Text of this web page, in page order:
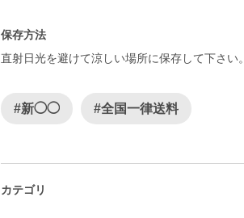
保存方法
直射日光を避けて涼しい場所に保存して下さい。
#新◯◯ #全国一律送料
カテゴリ